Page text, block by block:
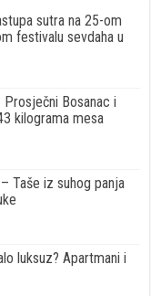
sutra na 25-om
festivalu sevdaha u
Bosanac i
kilograma mesa
Taše iz suhog panja
luksuz? Apartmani i